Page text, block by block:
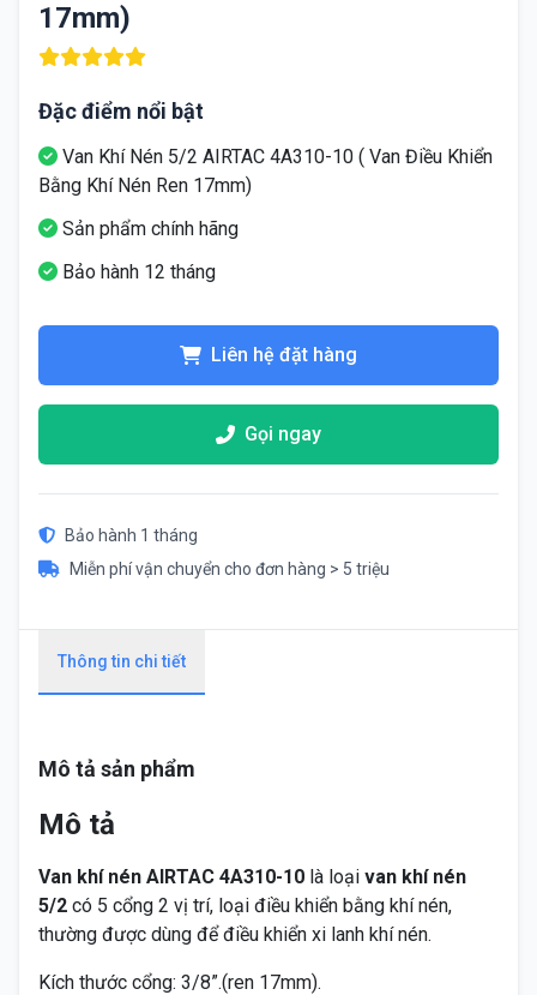
17mm)
Đặc điểm nổi bật
Van Khí Nén 5/2 AIRTAC 4A310-10 ( Van Điều Khiển
Bằng Khí Nén Ren 17mm)
Sản phẩm chính hãng
Bảo hành 12 tháng
Liên hệ đặt hàng
Gọi ngay
Bảo hành 1 tháng
Miễn phí vận chuyển cho đơn hàng > 5 triệu
Thông tin chi tiết
Mô tả sản phẩm
Mô tả
Van khí nén AIRTAC 4A310-10 là loại van khí nén
5/2 có 5 cổng 2 vị trí, loại điều khiển bằng khí nén,
thường được dùng để điều khiển xi lanh khí nén.
Kích thước cổng: 3/8”.(ren 17mm).